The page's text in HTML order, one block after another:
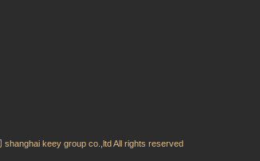
shanghai keey group co.,ltd All rights reserved